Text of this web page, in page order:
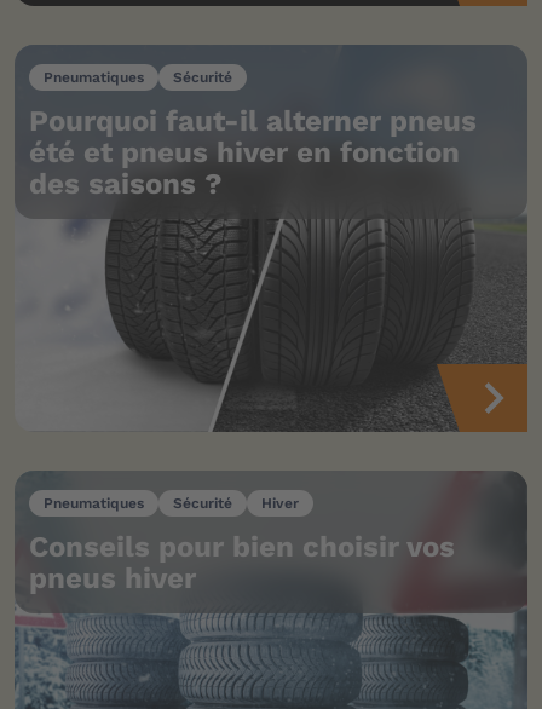
Pneumatiques Sécurité
Pourquoi faut-il alterner pneus
été et pneus hiver en fonction
des saisons ?
Pneumatiques Sécurité Hiver
Conseils pour bien choisir vos
pneus hiver